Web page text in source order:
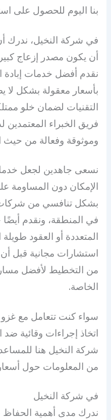
بنا اليوم للحصول على
في شركة النخيل، ندرك
أن يكون مصدر إزعاج
نقدم أفضل خدمات
بأسعار معقولة بشكل
التقنيات لضمان خلو
فريق الخبراء المعتمدين
وموثوقة وفعالة من حيث
نسعى جاهدين لجعل
الإمكان دون المساومة
بشكل تنافسي من شركات
في المنطقة، ونقدم
المتعددة أو العقود
استشارات مجانية قبل
من التخطيط لأفضل مسار
الخاصة.
سواء كنت تتعامل مع
اتخاذ إجراءات وقائية
شركة النخيل هنا
من المعلومات حول
في شركة النخيل
ندرك مدى أهمية الحفاظ